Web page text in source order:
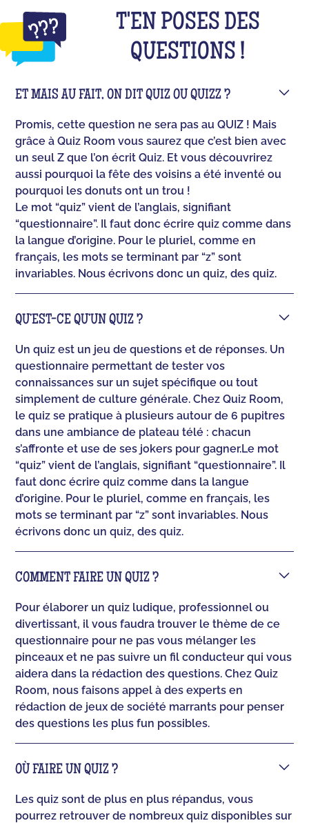
T'EN POSES DES
QUESTIONS !
ET MAIS AU FAIT, ON DIT QUIZ OU QUIZZ ?
Promis, cette question ne sera pas au QUIZ ! Mais
grâce à Quiz Room vous saurez que c’est bien avec
un seul Z que l’on écrit Quiz. Et vous découvrirez
aussi pourquoi la fête des voisins a été inventé ou
pourquoi les donuts ont un trou !
Le mot “quiz” vient de l’anglais, signifiant
“questionnaire”. Il faut donc écrire quiz comme dans
la langue d’origine. Pour le pluriel, comme en
français, les mots se terminant par “z” sont
invariables. Nous écrivons donc un quiz, des quiz.
QU’EST-CE QU’UN QUIZ ?
Un quiz est un jeu de questions et de réponses. Un
questionnaire permettant de tester vos
connaissances sur un sujet spécifique ou tout
simplement de culture générale. Chez Quiz Room,
le quiz se pratique à plusieurs autour de 6 pupitres
dans une ambiance de plateau télé : chacun
s’affronte et use de ses jokers pour gagner.‍Le mot
“quiz” vient de l’anglais, signifiant “questionnaire”. Il
faut donc écrire quiz comme dans la langue
d’origine. Pour le pluriel, comme en français, les
mots se terminant par “z” sont invariables. Nous
écrivons donc un quiz, des quiz.
COMMENT FAIRE UN QUIZ ?
Pour élaborer un quiz ludique, professionnel ou
divertissant, il vous faudra trouver le thème de ce
questionnaire pour ne pas vous mélanger les
pinceaux et ne pas suivre un fil conducteur qui vous
aidera dans la rédaction des questions. Chez Quiz
Room, nous faisons appel à des experts en
rédaction de jeux de société marrants pour penser
des questions les plus fun possibles.
OÙ FAIRE UN QUIZ ?
Les quiz sont de plus en plus répandus, vous
pourrez retrouver de nombreux quiz disponibles sur